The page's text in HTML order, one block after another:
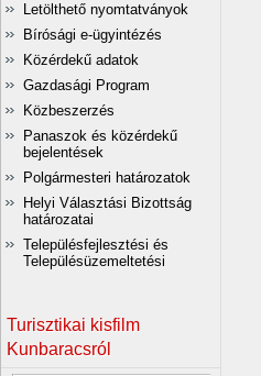
Letölthető nyomtatványok
Bírósági e-ügyintézés
Közérdekű adatok
Gazdasági Program
Közbeszerzés
Panaszok és közérdekű
bejelentések
Polgármesteri határozatok
Helyi Választási Bizottság
határozatai
Településfejlesztési és
Településüzemeltetési
Turisztikai kisfilm
Kunbaracsról